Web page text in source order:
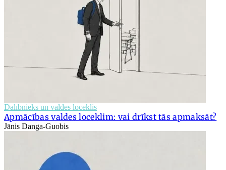
Dalībnieks un valdes loceklis
Apmācības valdes loceklim: vai drīkst tās apmaksāt?
Jānis Danga-Guobis